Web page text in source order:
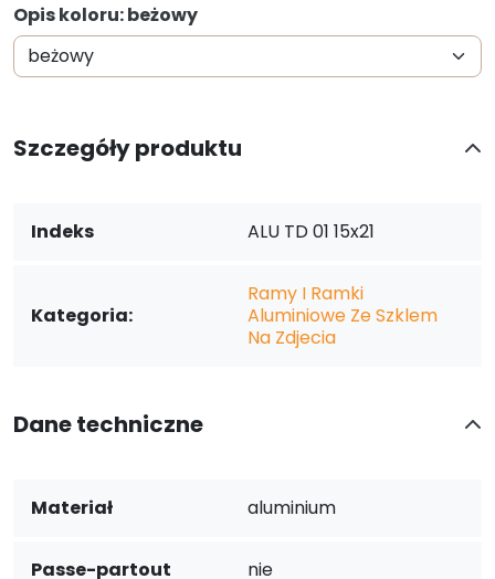
Opis koloru: beżowy
Szczegóły produktu
Indeks ALU TD 01 15x21
Kategoria:
Ramy I Ramki
Aluminiowe Ze Szklem
Na Zdjecia
Dane techniczne
Materiał aluminium
Passe-partout nie